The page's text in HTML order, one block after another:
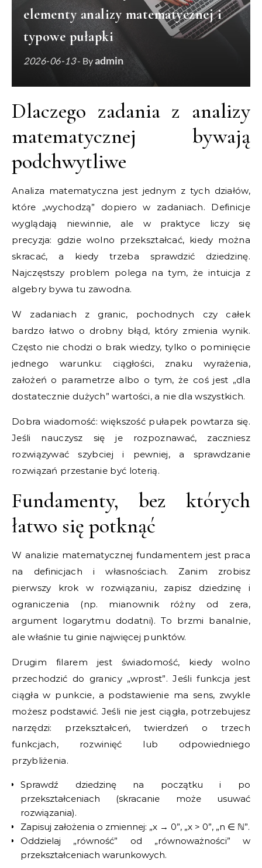
elementy analizy matematycznej i
typowe pułapki
2026-06-13- Byadmin
Dlaczego zadania z analizy
matematycznej bywają
podchwytliwe
Analiza matematyczna jest jednym z tych działów,
które „wychodzą” dopiero w zadaniach. Definicje
wyglądają niewinnie, ale w praktyce liczy się
precyzja: gdzie wolno przekształcać, kiedy można
skracać, a kiedy trzeba sprawdzić dziedzinę.
Najczęstszy problem polega na tym, że intuicja z
algebry bywa tu zawodna.
W zadaniach z granic, pochodnych czy całek
bardzo łatwo o drobny błąd, który zmienia wynik.
Często nie chodzi o brak wiedzy, tylko o pominięcie
jednego warunku: ciągłości, znaku wyrażenia,
założeń o parametrze albo o tym, że coś jest „dla
dostatecznie dużych” wartości, a nie dla wszystkich.
Dobra wiadomość: większość pułapek powtarza się.
Jeśli nauczysz się je rozpoznawać, zaczniesz
rozwiązywać szybciej i pewniej, a sprawdzanie
rozwiązań przestanie być loterią.
Fundamenty, bez których
łatwo się potknąć
W analizie matematycznej fundamentem jest praca
na definicjach i własnościach. Zanim zrobisz
pierwszy krok w rozwiązaniu, zapisz dziedzinę i
ograniczenia (np. mianownik różny od zera,
argument logarytmu dodatni). To brzmi banalnie,
ale właśnie tu ginie najwięcej punktów.
Drugim filarem jest świadomość, kiedy wolno
przechodzić do granicy „wprost”. Jeśli funkcja jest
ciągła w punkcie, a podstawienie ma sens, zwykle
możesz podstawić. Jeśli nie jest ciągła, potrzebujesz
narzędzi: przekształceń, twierdzeń o trzech
funkcjach, rozwinięć lub odpowiedniego
przybliżenia.
Sprawdź dziedzinę na początku i po
przekształceniach (skracanie może usuwać
rozwiązania).
Zapisuj założenia o zmiennej: „x → 0”, „x > 0”, „n ∈ ℕ”.
Oddzielaj „równość” od „równoważności” w
przekształceniach warunkowych.